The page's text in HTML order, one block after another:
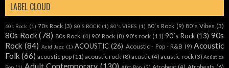
LABEL CLOUD
60s Rock (1) 70s Rock (3) 80'S ROCK (1) 80's VIBES (1) 80´s Rock (9) 80´s Vibes (3)
80s Rock (78) 80s Rock. (4) 90' Rock (8) 90's rock (11) 90´s Rock (13) 90s
Rock (84) Acid Jazz (1) ACOUSTIC (26) Acoustic - Pop - R&B (9) Acoustic
Folk (66) acoustic pop (11) acoustic rock (8) acustic (4) acustic rock (3) Acústica
Adult Contemporary (130) Afrobeat (4) Afrobeats (6)